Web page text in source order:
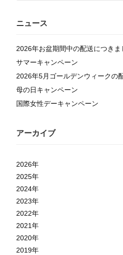
ニュース
2026年お盆期間中の配送につきま
サマーキャンペーン
2026年5月ゴールデンウィークの
母の日キャンペーン
国際女性デーキャンペーン
アーカイブ
2026年
2025年
2024年
2023年
2022年
2021年
2020年
2019年